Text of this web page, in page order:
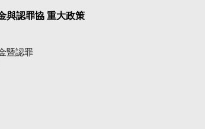
與認罪協
暨認罪
重大政策